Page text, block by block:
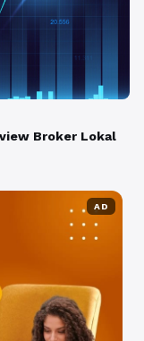
Broker Lokal
AD